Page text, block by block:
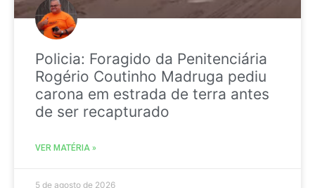
Policia: Foragido da Penitenciária
Rogério Coutinho Madruga pediu
carona em estrada de terra antes
de ser recapturado
VER MATÉRIA »
5 de agosto de 2026